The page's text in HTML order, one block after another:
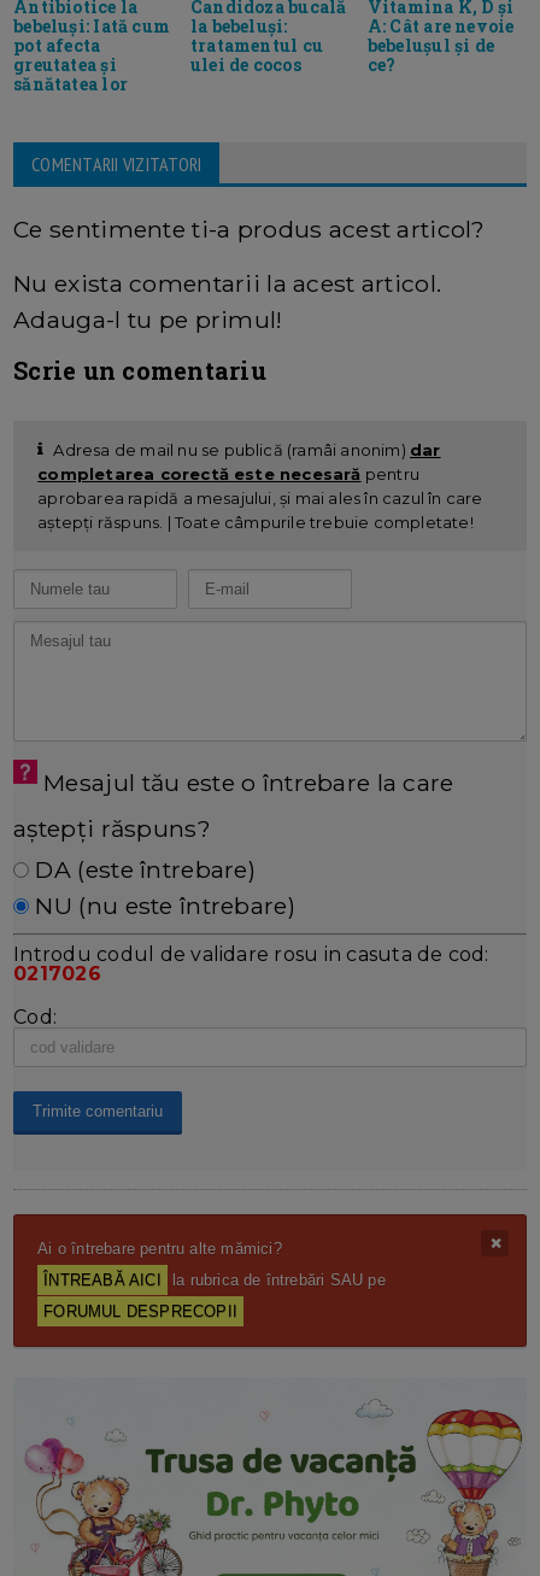
Antibiotice la
bebeluși: Iată cum
pot afecta
greutatea și
sănătatea lor
Candidoza bucală
la bebeluși:
tratamentul cu
ulei de cocos
Vitamina K, D și
A: Cât are nevoie
bebelușul și de
ce?
COMENTARII VIZITATORI
Ce sentimente ti-a produs acest articol?
Nu exista comentarii la acest articol.
Adauga-l tu pe primul!
Scrie un comentariu
Adresa de mail nu se publică (ramâi anonim) dar
completarea corectă este necesară pentru
aprobarea rapidă a mesajului, și mai ales în cazul în care
aștepți răspuns. | Toate câmpurile trebuie completate!
Mesajul tău este o întrebare la care
aștepți răspuns?
DA (este întrebare)
NU (nu este întrebare)
Introdu codul de validare rosu in casuta de cod:
0217026
Cod:
Ai o întrebare pentru alte mămici?
ÎNTREABĂ AICI
la rubrica de întrebări SAU pe
FORUMUL DESPRECOPII